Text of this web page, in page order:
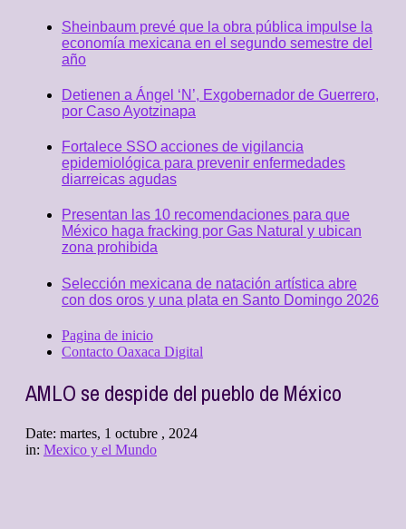
Sheinbaum prevé que la obra pública impulse la
economía mexicana en el segundo semestre del
año
Detienen a Ángel ‘N’, Exgobernador de Guerrero,
por Caso Ayotzinapa
Fortalece SSO acciones de vigilancia
epidemiológica para prevenir enfermedades
diarreicas agudas
Presentan las 10 recomendaciones para que
México haga fracking por Gas Natural y ubican
zona prohibida
Selección mexicana de natación artística abre
con dos oros y una plata en Santo Domingo 2026
Pagina de inicio
Contacto Oaxaca Digital
AMLO se despide del pueblo de México
Date: martes, 1 octubre , 2024
in: Mexico y el Mundo